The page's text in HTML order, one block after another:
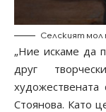
Селският мол
„Ние искаме да
друг
художествената
Стоянова. Като